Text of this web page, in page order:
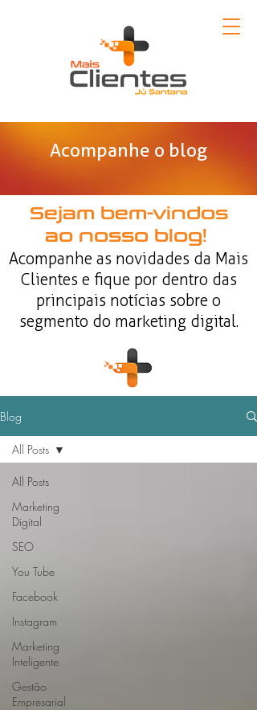
Acompanhe o blog
Sejam bem-vindos
ao nosso blog!
Acompanhe as novidades da Mais
Clientes e fique por dentro das
principais notícias sobre o
segmento do marketing digital.
Blog
All Posts
Marketing
Digital
SEO
You Tube
Facebook
Instagram
Marketing
Inteligente
Gestão
Empresarial
All Posts